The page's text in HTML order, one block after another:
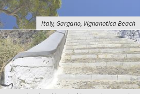
Italy, Gargano, Vignanotica Beach